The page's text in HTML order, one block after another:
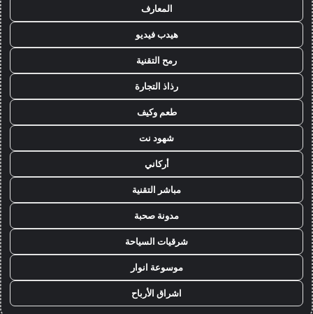
المعارف
هيدب فيديو
رمح التقنية
رذاذ التجارة
طعم وكيف
شهود نت
أركاني
مباشر التقنية
مدونة صحبة
شرقيات السياحة
موسوعة انوار
اشراق الأرباح